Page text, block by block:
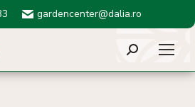
gardencenter@dalia.ro
Search: